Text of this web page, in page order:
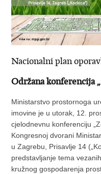
Nacionalni plan
Održana konferencija
Ministarstvo prostornoga
imovine je u utorak, 12.
cjelodnevnu konferenciju
Kongresnoj dvorani
u Zagrebu, Prisavlje 14
predstavljanje tema
kružnog gospodarenja